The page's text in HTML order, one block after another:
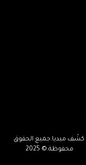
كشْف ميديا.جميع الحقوق
محفوظة.© 2025